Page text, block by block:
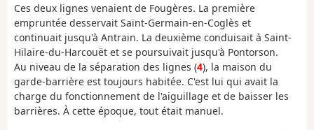
Ces deux lignes venaient de Fougères. La première
empruntée desservait Saint-Germain-en-Coglès et
continuait jusqu'à Antrain. La deuxième conduisait à Saint-
Hilaire-du-Harcouët et se poursuivait jusqu'à Pontorson.
Au niveau de la séparation des lignes (4), la maison du
garde-barrière est toujours habitée. C'est lui qui avait la
charge du fonctionnement de l'aiguillage et de baisser les
barrières. À cette époque, tout était manuel.